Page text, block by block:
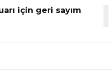
için geri sayım